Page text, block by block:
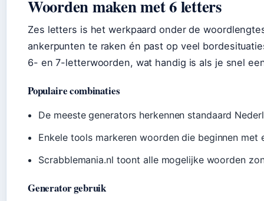
Woorden maken met 6 letters
Zes letters is het werkpaard onder de
ankerpunten te raken én past op veel
6- en 7-letterwoorden, wat handig is als je snel
Populaire combinaties
De meeste generators herkennen standaard
Enkele tools markeren woorden die beginnen met
Scrabblemania.nl toont alle mogelijke woorden
Generator gebruik